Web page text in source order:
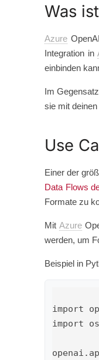
Was
Azure
Integration in
einbinden
Im
sie mit
Use
Einer der
Data Flows
Formate zu
Mit Azure
werden, um
Beispiel in
import
import os